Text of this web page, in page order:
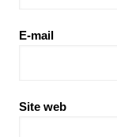
E-mail
Site web